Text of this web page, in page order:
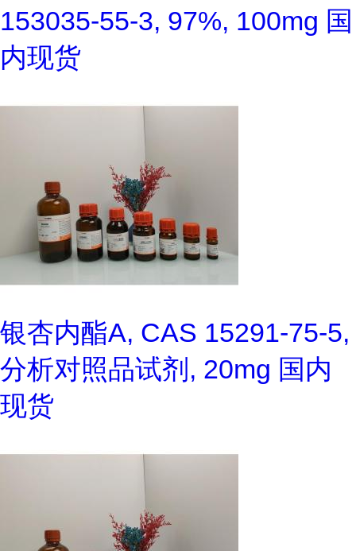
153035-55-3, 97%, 100mg 国
内现货
银杏内酯A, CAS 15291-75-5,
分析对照品试剂, 20mg 国内
现货